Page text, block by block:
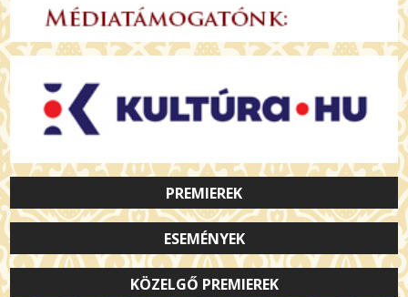
PREMIEREK
ESEMÉNYEK
KÖZELGŐ PREMIEREK